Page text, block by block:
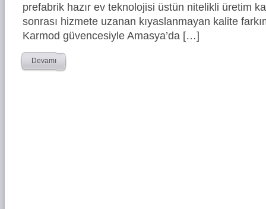
prefabrik hazır ev teknolojisi üstün nitelikli üretim
sonrası hizmete uzanan kıyaslanmayan kalite
Karmod güvencesiyle Amasya’da […]
Devamı